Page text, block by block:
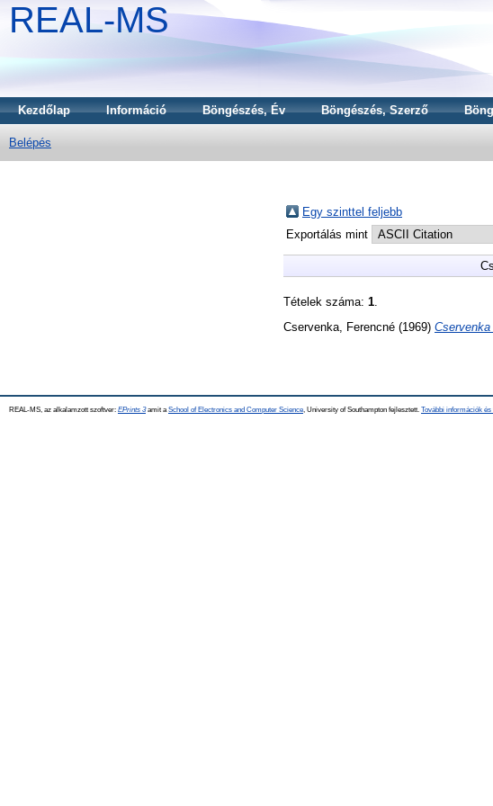
REAL-MS
Kezdőlap Információ Böngészés, Év Böngészés, Szerző
Belépés
Egy szinttel feljebb
Exportálás mint
Tételek száma: 1
Cservenka, Ferencné (1969)
REAL-MS, az alkalamzott szoftver: EPrints 3amit a School of Electronics and Computer Science , University of Southampton fejlesztett. További információk és